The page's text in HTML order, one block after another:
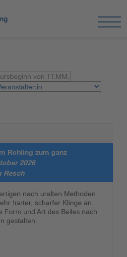
Rohling zum ganz
2026
Resch
nach uralten Methoden
harter, scharfer Klinge an.
Form und Art des Beiles nach
gestalten.